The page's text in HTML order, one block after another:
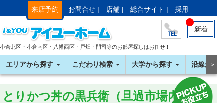
来店予約 お問合せ | 店舗 | 総合サイト | 採用
新着
小倉北区・小倉南区・八幡西区・戸畑・門司等のお部屋探しはお任せ!!
エリアから探す こだわり検索 大学から探す 沿線か＞
とりかつ丼の黒兵衛（旦過市場内）